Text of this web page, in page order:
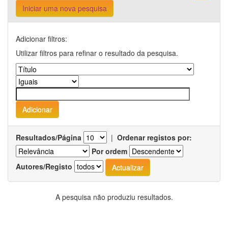
Iniciar uma nova pesquisa
Adicionar filtros:
Utilizar filtros para refinar o resultado da pesquisa.
Resultados/Página | Ordenar registos por:
Por ordem
Autores/Registo
A pesquisa não produziu resultados.